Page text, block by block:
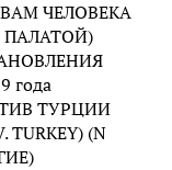
ЧЕЛОВЕКА
года
ТУРЦИИ
TURKEY) (N